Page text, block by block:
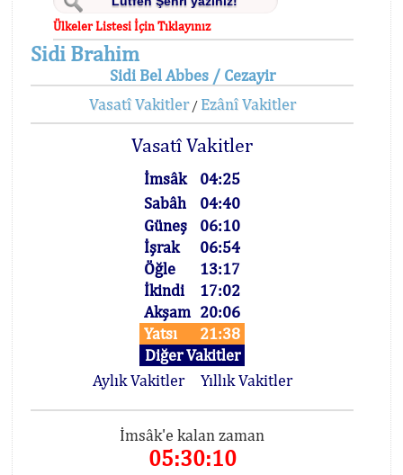
Ülkeler Listesi İçin Tıklayınız
Sidi Brahim
Sidi Bel Abbes / Cezayir
Vasatî Vakitler/ Ezânî Vakitler
Vasatî Vakitler
İmsâk
04:25
Sabâh
04:40
Güneş
06:10
İşrak
06:54
Öğle
13:17
İkindi
17:02
Akşam 20:06
Yatsı
21:38
Diğer Vakitler
Aylık Vakitler
Yıllık Vakitler
İmsâk'e kalan zaman
05:30:09